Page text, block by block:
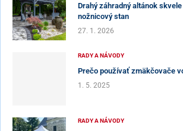
Drahý záhradný altánok
nožnicový stan
27. 1. 2026
RADY A NÁVODY
Prečo používať zmäkčovače
1. 5. 2025
RADY A NÁVODY